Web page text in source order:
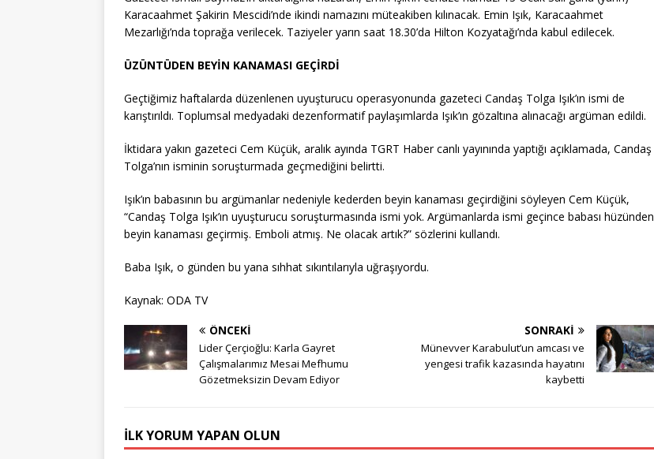
Karacaahmet Şakirin Mescidi’nde ikindi namazını müteakiben kılınacak. Emin Işık, Karacaahmet
Mezarlığı’nda toprağa verilecek. Taziyeler yarın saat 18.30’da Hilton Kozyatağı’nda kabul edilecek.
ÜZÜNTÜDEN BEYİN KANAMASI GEÇİRDİ
Geçtiğimiz haftalarda düzenlenen uyuşturucu operasyonunda gazeteci Candaş Tolga Işık’ın ismi de
karıştırıldı. Toplumsal medyadaki dezenformatif paylaşımlarda Işık’ın gözaltına alınacağı argüman edildi.
İktidara yakın gazeteci Cem Küçük, aralık ayında TGRT Haber canlı yayınında yaptığı açıklamada, Candaş
Tolga’nın isminin soruşturmada geçmediğini belirtti.
Işık’ın babasının bu argümanlar nedeniyle kederden beyin kanaması geçirdiğini söyleyen Cem Küçük,
“Candaş Tolga Işık’ın uyuşturucu soruşturmasında ismi yok. Argümanlarda ismi geçince babası hüzünden
beyin kanaması geçirmiş. Emboli atmış. Ne olacak artık?” sözlerini kullandı.
Baba Işık, o günden bu yana sıhhat sıkıntılarıyla uğraşıyordu.
Kaynak: ODA TV
ÖNCEKI
Lider Çerçioğlu: Karla Gayret
Çalışmalarımız Mesai Mefhumu
Gözetmeksizin Devam Ediyor
SONRAKI
Münevver Karabulut’un amcası ve
yengesi trafik kazasında hayatını
kaybetti
İLK YORUM YAPAN OLUN